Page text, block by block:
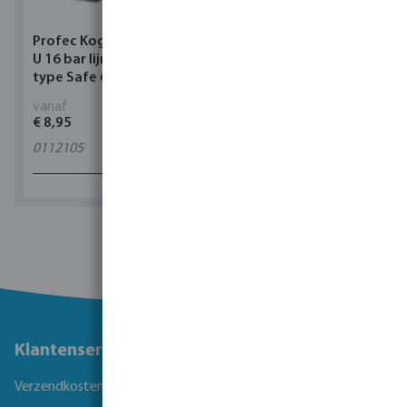
Profec Kogelkraan PVC-
U 16 bar lijmmof grijs
type Safe 600
vanaf
€ 8,95
0112105
Klantenservice
Verzendkosten